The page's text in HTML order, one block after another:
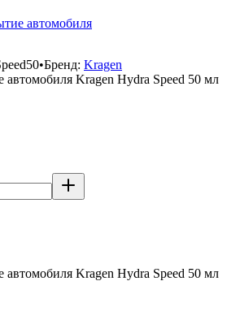
автомобиля
•Бренд: Kragen
автомобиля Kragen Hydra Speed 50 мл
автомобиля Kragen Hydra Speed 50 мл